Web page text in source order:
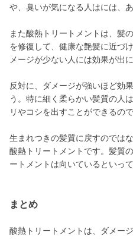
や、臭いが気になる人はには、
また酸熱トリートメントは、髪
を修復して、健康な艶髪に近づ
メージが少ない人には効果が出
反対に、ダメージが強いほど効
う。特に細く柔らかい髪質の人
リやコシを出すことができるの
生まれつきの髪質に戻すのでは
酸熱トリートメントです。髪質
ートメントは向いているといっ
まとめ
酸熱トリートメントは、ダメー